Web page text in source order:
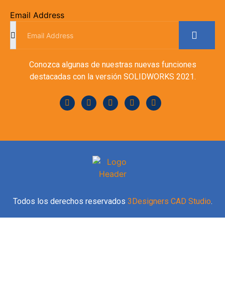
Email Address
Conozca algunas de nuestras nuevas funciones
destacadas con la versión SOLIDWORKS 2021.
Todos los derechos reservados 3Designers CAD Studio.